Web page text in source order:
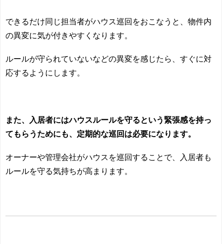
できるだけ同じ担当者がハウス巡回をおこなうと、物件内
の異変に気が付きやすくなります。
ルールが守られていないなどの異変を感じたら、すぐに対
応するようにします。
また、入居者にはハウスルールを守るという緊張感を持っ
てもらうためにも、定期的な巡回は必要になります。
オーナーや管理会社がハウスを巡回することで、入居者も
ルールを守る気持ちが高まります。